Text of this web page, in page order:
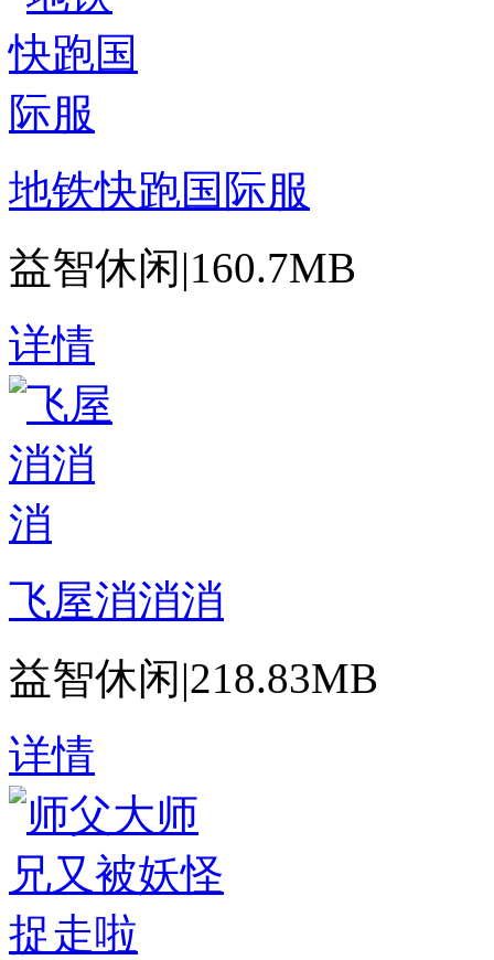
地铁快跑国际服
益智休闲|160.7MB
详情
飞屋消消消
益智休闲|218.83MB
详情